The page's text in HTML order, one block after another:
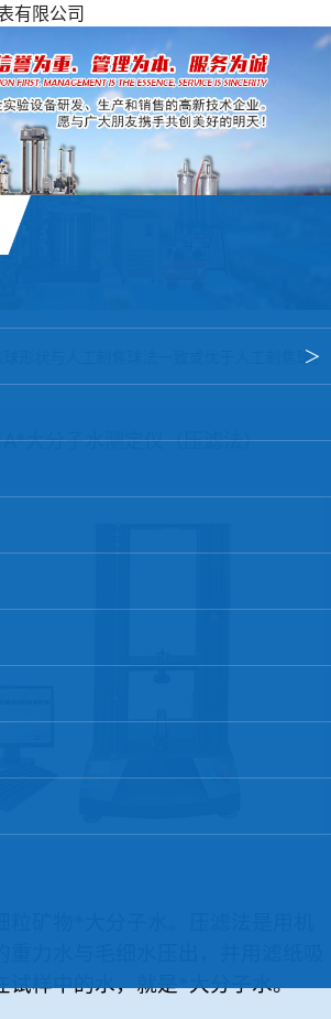
＞
系统
矿高温冶金性能检测系统
备
高温物性检测设备
定仪
检测及制样设备
形状与人工制焦球法一致或优于人工制焦球。
大分子水测定仪（压滤法）
试样中的水，就是*大分子水。